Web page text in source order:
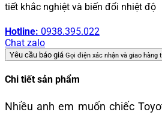
tiết khắc nghiệt và biến đổi nhiệt độ
Hotline: 0938.395.022
Chat zalo
Yêu cầu báo giá Gọi điện xác nhận và giao hàng
Chi tiết sản phẩm
Nhiều anh em muốn chiếc